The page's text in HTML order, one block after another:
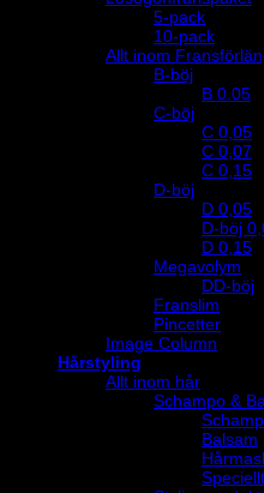
5-pack
10-pack
Allt inom
B-böj
B 0.05
C-böj
C 0,05
C 0,07
C 0,15
D-böj
D 0,05
D-böj
D 0,15
Megavolym
DD-böj
Franslim
Pincetter
Image Column
Hårstyling
Allt inom hår
Schampo &
Balsam